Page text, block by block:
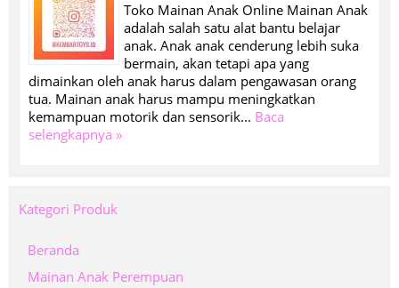
Toko Mainan Anak Online Mainan Anak
adalah salah satu alat bantu belajar
anak. Anak anak cenderung lebih suka
bermain, akan tetapi apa yang
dimainkan oleh anak harus dalam pengawasan orang
tua. Mainan anak harus mampu meningkatkan
kemampuan motorik dan sensorik... Baca
selengkapnya »
Kategori Produk
Beranda
Mainan Anak Perempuan